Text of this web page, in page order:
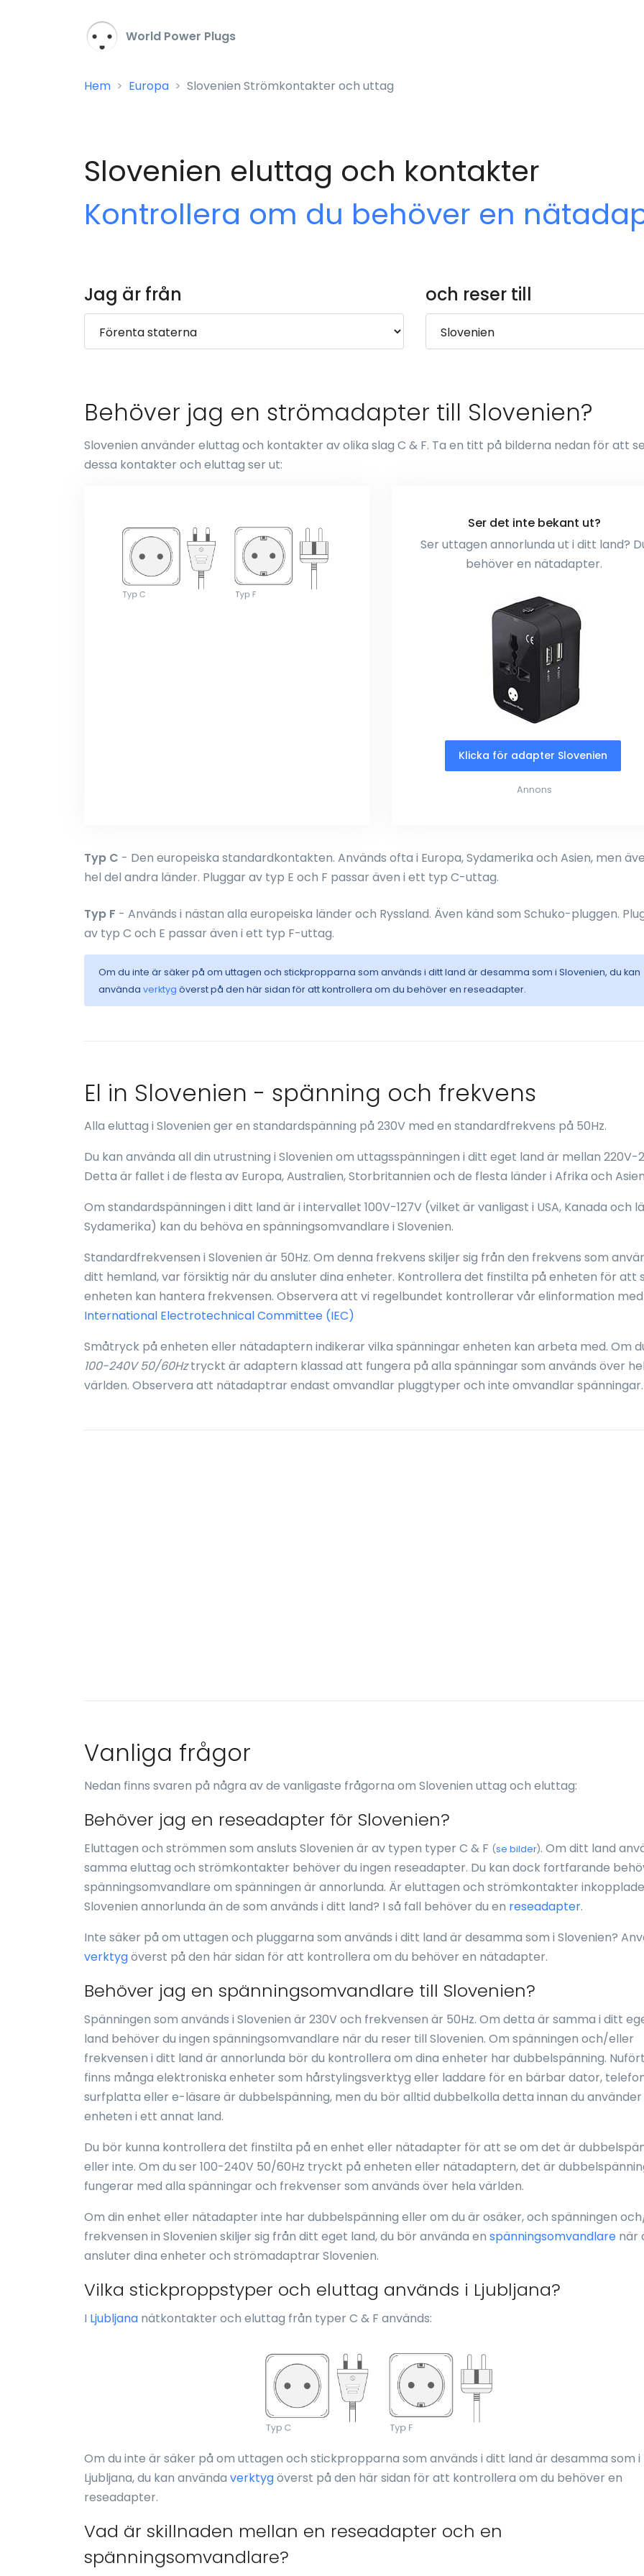
World Power Plugs
Hem Europa Slovenien Strömkontakter och uttag
Slovenien eluttag och kontakter
Kontrollera om du behöver en
Jag är från och reser till
Behöver jag en strömadapter till Slovenien?
Slovenien använder eluttag och kontakter av olika slag C & F. Ta en titt på bilderna nedan för att
dessa kontakter och eluttag ser ut:
Ser det inte bekant ut?
Ser uttagen annorlunda ut i ditt land?
behöver en nätadapter.
Klicka för adapter Slovenien
Annons
Typ C - Den europeiska standardkontakten. Används ofta i Europa, Sydamerika och Asien, men
hel del andra länder. Pluggar av typ E och F passar även i ett typ C-uttag.
Typ F - Används i nästan alla europeiska länder och Ryssland. Även känd som Schuko-pluggen.
av typ C och E passar även i ett typ F-uttag.
Om du inte är säker på om uttagen och stickpropparna som används i ditt land är desamma som i Slovenien, du kan
använda verktyg överst på den här sidan för att kontrollera om du behöver en reseadapter.
El in Slovenien - spänning och frekvens
Alla eluttag i Slovenien ger en standardspänning på 230V med en standardfrekvens på 50Hz.
Du kan använda all din utrustning i Slovenien om uttagsspänningen i ditt eget land är mellan 220V-
Detta är fallet i de flesta av Europa, Australien, Storbritannien och de flesta länder i Afrika och
Om standardspänningen i ditt land är i intervallet 100V-127V (vilket är vanligast i USA, Kanada och
Sydamerika) kan du behöva en spänningsomvandlare i Slovenien.
Standardfrekvensen i Slovenien är 50Hz. Om denna frekvens skiljer sig från den frekvens som
ditt hemland, var försiktig när du ansluter dina enheter. Kontrollera det finstilta på enheten för att
enheten kan hantera frekvensen. Observera att vi regelbundet kontrollerar vår elinformation med
International Electrotechnical Committee (IEC)
Småtryck på enheten eller nätadaptern indikerar vilka spänningar enheten kan arbeta med. Om
100-240V 50/60Hztryckt är adaptern klassad att fungera på alla spänningar som används över
världen. Observera att nätadaptrar endast omvandlar pluggtyper och inte omvandlar spänningar.
Vanliga frågor
Nedan finns svaren på några av de vanligaste frågorna om Slovenien uttag och eluttag:
Behöver jag en reseadapter för Slovenien?
Eluttagen och strömmen som ansluts Slovenien är av typen typer C & F (se bilder). Om ditt land
samma eluttag och strömkontakter behöver du ingen reseadapter. Du kan dock fortfarande
spänningsomvandlare om spänningen är annorlunda. Är eluttagen och strömkontakter inkopplade
Slovenien annorlunda än de som används i ditt land? I så fall behöver du en reseadapter.
Inte säker på om uttagen och pluggarna som används i ditt land är desamma som i Slovenien?
verktygöverst på den här sidan för att kontrollera om du behöver en nätadapter.
Behöver jag en spänningsomvandlare till Slovenien?
Spänningen som används i Slovenien är 230V och frekvensen är 50Hz. Om detta är samma i ditt
land behöver du ingen spänningsomvandlare när du reser till Slovenien. Om spänningen och/eller
frekvensen i ditt land är annorlunda bör du kontrollera om dina enheter har dubbelspänning.
finns många elektroniska enheter som hårstylingsverktyg eller laddare för en bärbar dator,
surfplatta eller e-läsare är dubbelspänning, men du bör alltid dubbelkolla detta innan du använder
enheten i ett annat land.
Du bör kunna kontrollera det finstilta på en enhet eller nätadapter för att se om det är
eller inte. Om du ser 100-240V 50/60Hz tryckt på enheten eller nätadaptern, det är
fungerar med alla spänningar och frekvenser som används över hela världen.
Om din enhet eller nätadapter inte har dubbelspänning eller om du är osäker, och spänningen
frekvensen in Slovenien skiljer sig från ditt eget land, du bör använda en spänningsomvandlare när
ansluter dina enheter och strömadaptrar Slovenien.
Vilka stickproppstyper och eluttag används i Ljubljana?
I Ljubljana nätkontakter och eluttag från typer C & F används:
Om du inte är säker på om uttagen och stickpropparna som används i ditt land är desamma som i
Ljubljana, du kan använda verktygöverst på den här sidan för att kontrollera om du behöver en
reseadapter.
Vad är skillnaden mellan en reseadapter och en
spänningsomvandlare?